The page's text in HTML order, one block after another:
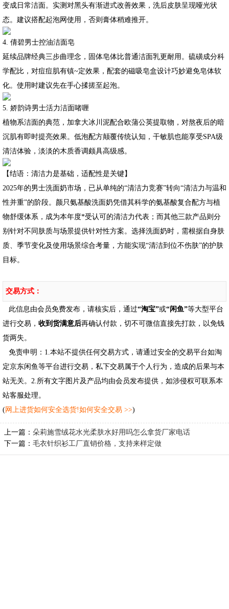
变成日常洁面。实测对黑头有渐进式改善效果，洗后皮肤呈现哑光状
态。建议搭配起泡网使用，否则膏体稍难推开。
4. 倩碧男士控油洁面皂
延续品牌经典三步曲理念，固体皂体比普通洁面乳更耐用。硫磺成分科
学配比，对痘痘肌有镇~定效果，配套的磁吸皂盒设计巧妙避免皂体软
化。使用时建议先在手心揉搓至起泡。
5. 娇韵诗男士活力洁面啫喱
植物系洁面的典范，加拿大冰川泥配合欧蒲公英提取物，对熬夜后的暗
沉肌有即时提亮效果。低泡配方颠覆传统认知，干敏肌也能享受SPA级
清洁体验，淡淡的木质香调颇具高级感。
【结语：清洁力是基础，适配性是关键】
2025年的男士洗面奶市场，已从单纯的“清洁力竞赛”转向“清洁力与温和
性并重”的阶段。颜只氨基酸洗面奶凭借其科学的氨基酸复合配方与植
物舒缓体系，成为本年度*受认可的清洁力代表；而其他三款产品则分
别针对不同肤质与场景提供针对性方案。选择洗面奶时，需根据自身肤
质、季节变化及使用场景综合考量，方能实现“清洁到位不伤肤”的护肤
目标。
交易方式：
此信息由会员免费发布，请核实后，通过“淘宝”或“闲鱼”等大型平台
进行交易， 收到货满意后再确认付款，切不可微信直接先打款，以免钱
货两失。
免责申明：1.本站不提供任何交易方式，请通过安全的交易平台如淘
定京东闲鱼等平台进行交易，私下交易属于个人行为，造成的后果与本
站无关。2.所有文字图片及产品均由会员发布提供，如涉侵权可联系本
站客服处理。
(网上进货如何安全选货!如何安全交易 >>)
上一篇： 朵莉施雪绒花水光柔肤水好用吗怎么拿货厂家电话
下一篇： 毛衣针织衫工厂直销价格，支持来样定做